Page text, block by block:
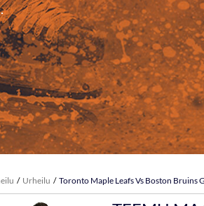
Urheilu Toronto Maple Leafs Vs Boston Bruins